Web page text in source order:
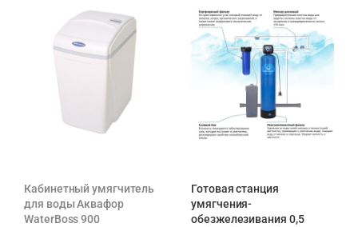
Кабинетный умягчитель
для воды Аквафор
WaterBoss 900
Готовая станция
умягчения-
обезжелезивания 0,5